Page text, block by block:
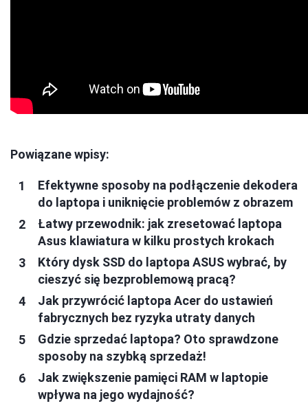
Powiązane wpisy:
Efektywne sposoby na podłączenie dekodera
do laptopa i uniknięcie problemów z obrazem
Łatwy przewodnik: jak zresetować laptopa
Asus klawiatura w kilku prostych krokach
Który dysk SSD do laptopa ASUS wybrać, by
cieszyć się bezproblemową pracą?
Jak przywrócić laptopa Acer do ustawień
fabrycznych bez ryzyka utraty danych
Gdzie sprzedać laptopa? Oto sprawdzone
sposoby na szybką sprzedaż!
Jak zwiększenie pamięci RAM w laptopie
wpływa na jego wydajność?